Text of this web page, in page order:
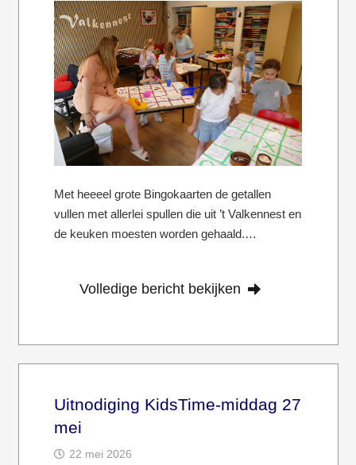
Met heeeel grote Bingokaarten de getallen
vullen met allerlei spullen die uit ’t Valkennest en
de keuken moesten worden gehaald.…
Volledige bericht bekijken
Uitnodiging KidsTime-middag 27
mei
22 mei 2026